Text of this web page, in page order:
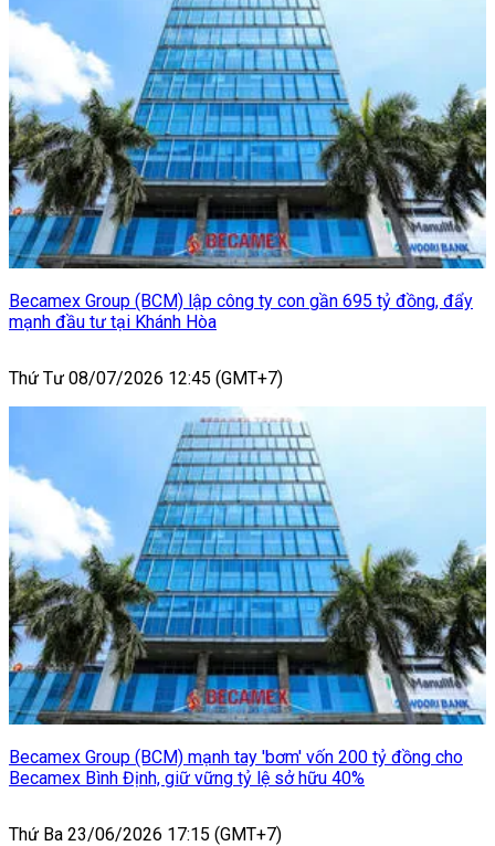
Becamex Group (BCM) lập công ty con gần 695 tỷ đồng, đẩy
mạnh đầu tư tại Khánh Hòa
Thứ Tư 08/07/2026 12:45 (GMT+7)
Becamex Group (BCM) mạnh tay 'bơm' vốn 200 tỷ đồng cho
Becamex Bình Định, giữ vững tỷ lệ sở hữu 40%
Thứ Ba 23/06/2026 17:15 (GMT+7)